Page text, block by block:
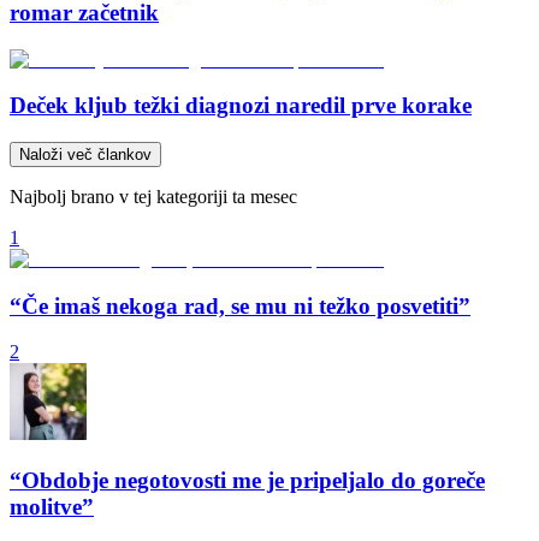
romar začetnik
Deček kljub težki diagnozi naredil prve korake
Naloži več člankov
Najbolj brano v tej kategoriji ta mesec
1
“Če imaš nekoga rad, se mu ni težko posvetiti”
2
“Obdobje negotovosti me je pripeljalo do goreče
molitve”